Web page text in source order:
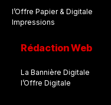
l’Offre Papier & Digitale
Impressions
Rédaction Web
La Bannière Digitale
l’Offre Digitale